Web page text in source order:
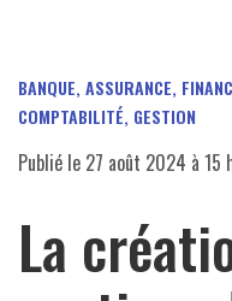
BANQUE, ASSURANCE,
COMPTABILITÉ, GESTION
Publié le 27 août 2024 à 15
La